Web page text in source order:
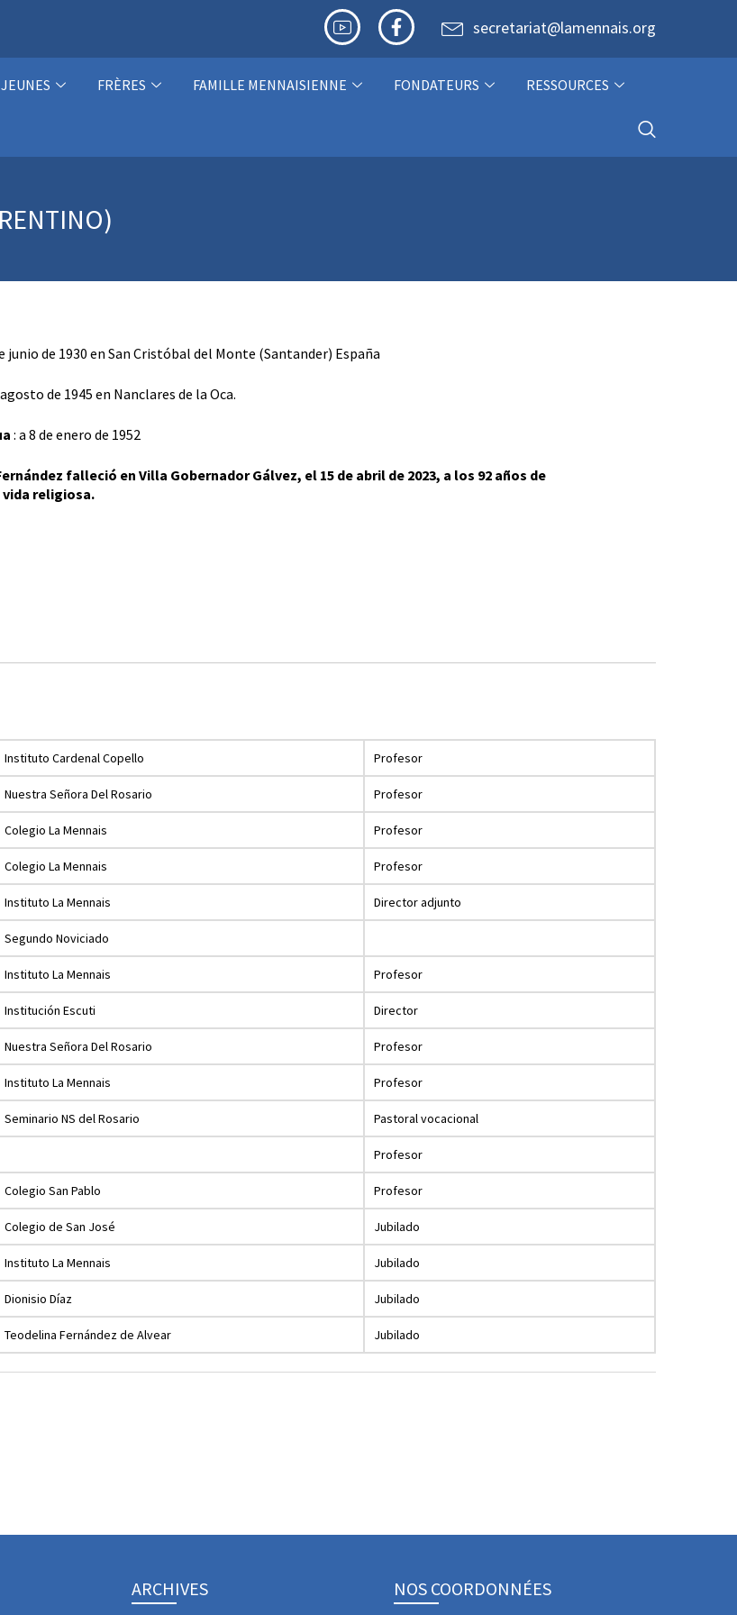
secretariat@lamennais.org
JEUNES FRÈRES FAMILLE MENNAISIENNE FONDATEURS
RESSOURCES
junio de 1930 en San Cristóbal del Monte (Santander) España
agosto de 1945 en Nanclares de la Oca.
: a 8 de enero de 1952
falleció en Villa Gobernador Gálvez, el 15 de abril de 2023, a los 92 años de
vida religiosa.
Instituto Cardenal Copello Profesor
Nuestra Señora Del Rosario Profesor
Colegio La Mennais Profesor
Colegio La Mennais Profesor
Instituto La Mennais Director adjunto
Segundo Noviciado
Instituto La Mennais Profesor
Institución Escuti Director
Nuestra Señora Del Rosario Profesor
Instituto La Mennais Profesor
Seminario NS del Rosario Pastoral vocacional
Profesor
Colegio San Pablo Profesor
Colegio de San José Jubilado
Instituto La Mennais Jubilado
Dionisio Díaz Jubilado
Teodelina Fernández de Alvear Jubilado
ARCHIVES NOS COORDONNÉES